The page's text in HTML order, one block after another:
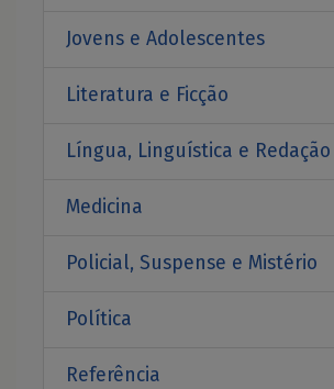
Jovens e Adolescentes
Literatura e Ficção
Língua, Linguística e Redação
Medicina
Policial, Suspense e Mistério
Política
Referência